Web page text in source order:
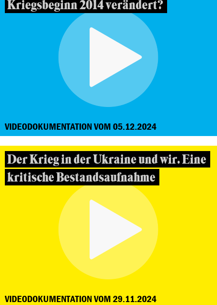
Kriegsbeginn 2014 verändert?
VIDEODOKUMENTATION VOM 05.12.2024
Der Krieg in der Ukraine und wir. Eine
kritische Bestandsaufnahme
VIDEODOKUMENTATION VOM 29.11.2024